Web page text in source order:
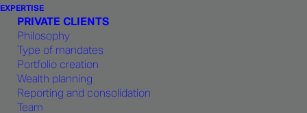
EXPERTISE
PRIVATE CLIENTS
Philosophy
Type of mandates
Portfolio creation
Wealth planning
Reporting and consolidation
Team
A la suite d’un processus rigoureux et exigeant,
1875 FINANCE a obtenu l’agrément FINMA pour
l’ensemble de ses métiers. Cette autorisation va
jouer un rôle essentiel dans la stratégie de 1875
FINANCE notamment dans son développement